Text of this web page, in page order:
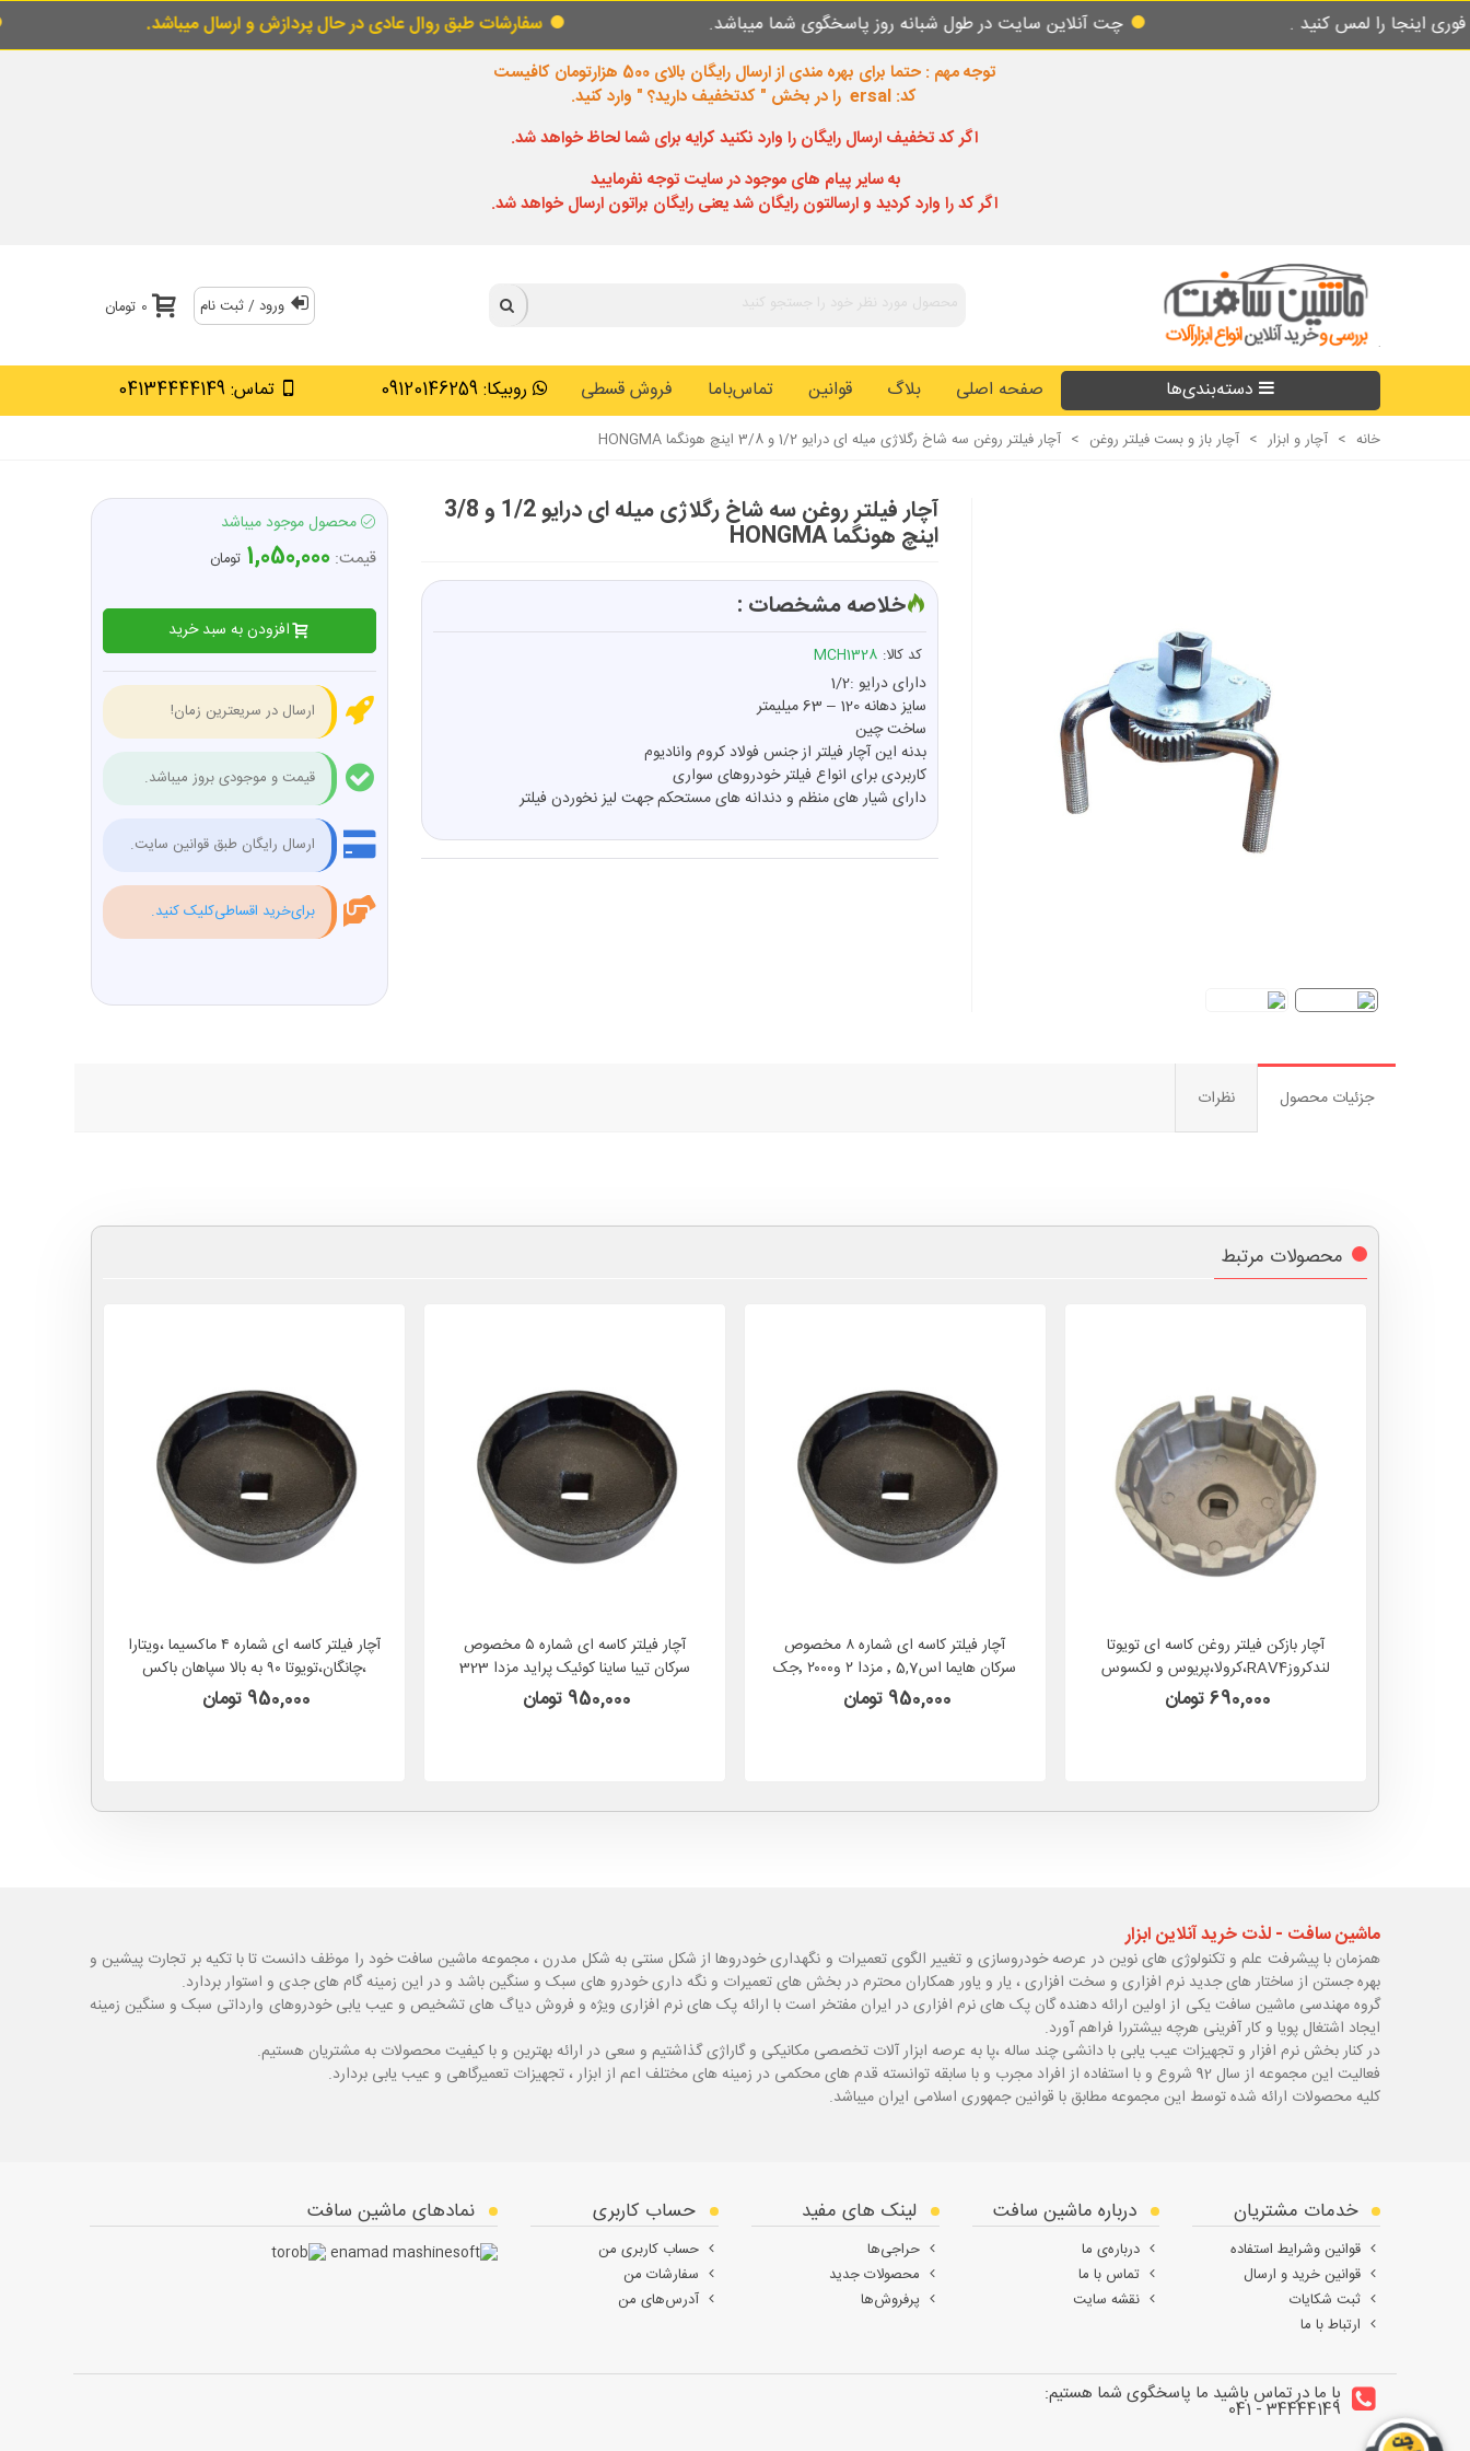
کنید . چت آنلاین سایت در طول شبانه روز پاسخگوی شما میباشد. سفارشات طبق روال عادی در حال پردازش و ارسال میباشد.
برای خرید
توجه مهم : حتما برای بهره مندی از ارسال رایگان بالای 500 هزارتومان کافیست
کد: ersal را در بخش " کدتخفیف دارید؟ " وارد کنید.
اگر کد تخفیف ارسال رایگان را وارد نکنید کرایه برای شما لحاظ خواهد شد.
به سایر پیام های موجود در سایت توجه نفرمایید
اگر کد را وارد کردید و ارسالتون رایگان شد یعنی رایگان براتون ارسال خواهد شد.
ورود / ثبت نام 0 تومان
دسته‌بندی‌ها روبیکا: 09120146259 تماس: 04134444149 صفحه اصلی بلاگ قوانین تماس‌باما فروش قسطی
خانه > آچار و ابزار > آچار باز و بست فیلتر روغن > آچار فیلتر روغن سه شاخ رگلاژی میله ای درایو 1/2 و 3/8 اینچ هونگما HONGMA
آچار فیلتر روغن سه شاخ رگلاژی میله ای درایو 1/2 و 3/8
اینچ هونگما HONGMA
خلاصه مشخصات :
کد کالا: MCH1328
دارای درایو :1/2
سایز دهانه 120 – 63 میلیمتر
ساخت چین
بدنه این آچار فیلتر از جنس فولاد کروم وانادیوم
کاربردی برای انواع فیلتر خودروهای سواری
دارای شیار های منظم و دندانه های مستحکم جهت لیز نخوردن فیلتر
محصول موجود میباشد
قیمت: 1,050,000 تومان
افزودن به سبد خرید
ارسال در سریعترین زمان!
قیمت و موجودی بروز میباشد.
ارسال رایگان طبق قوانین سایت.
برای‌خرید اقساطی‌کلیک کنید.
جزئیات محصول نظرات
محصولات مرتبط
آچار بازکن فیلتر روغن کاسه ای تویوتا
لندکروزRAV4،کرولا،پریوس و لکسوس
690,000 تومان
آچار فیلتر کاسه ای شماره ۸ مخصوص
سرکان هایما اس5,7 ٬ مزدا ۲ و۲۰۰۰ ٬جک
جی ۵ ٬‌کاپرا وانت کارا سپاهان باکس
SEPAHAN BOX مدل 8
950,000 تومان
آچار فیلتر کاسه ای شماره ۵ مخصوص
سرکان تیبا ساینا کوئیک پراید مزدا 323
سپاهان باکس SEPAHAN BOX مدل 5950,000 تومان
آچار فیلتر کاسه ای شماره ۴ ماکسیما ،ویتارا
،چانگان،تویوتا ۹۰ به بالا سپاهان باکس
SEPAHAN BOX مدل 4
950,000 تومان
ماشین سافت - لذت خرید آنلاین ابزار
همزمان با پیشرفت علم و تکنولوژی های نوین در عرصه خودروسازی و تغییر الگوی تعمیرات و نگهداری خودروها از شکل سنتی به شکل مدرن ، مجموعه ماشین سافت خود را موظف دانست تا با تکیه بر تجارت پیشین و
بهره جستن از ساختار های جدید نرم افزاری و سخت افزاری ، یار و یاور همکاران محترم در بخش های تعمیرات و نگه داری خودرو های سبک و سنگین باشد و در این زمینه گام های جدی و استوار بردارد.
گروه مهندسی ماشین سافت یکی از اولین ارائه دهنده گان پک های نرم افزاری در ایران مفتخر است با ارائه پک های نرم افزاری ویژه و فروش دیاگ های تشخیص و عیب یابی خودروهای وارداتی سبک و سنگین زمینه
ایجاد اشتغال پویا و کار آفرینی هرچه بیشتررا فراهم آورد.
در کنار بخش نرم افزار و تجهیزات عیب یابی با دانشی چند ساله ،پابه عرصه ابزار آلات تخصصی مکانیکی و گاراژی گذاشتیم و سعی در ارائه بهترین و با کیفیت محصولات به مشتریان هستیم.
فعالیت این مجموعه از سال 92 شروع و با استفاده از افراد مجرب و با سابقه توانسته قدم های محکمی در زمینه های مختلف اعم از ابزار ، تجهیزات تعمیرگاهی و عیب یابی بردارد.
کلیه محصولات ارائه شده توسط این مجموعه مطابق با قوانین جمهوری اسلامی ایران میباشد.
خدمات مشتریان
قوانین وشرایط استفاده
قوانین خرید و ارسال
ثبت شکایات
ارتباط با ما
درباره ماشین سافت
درباره‌ی ما
تماس با ما
نقشه سایت
لینک های مفید
حراجی‌ها
محصولات جدید
پرفروش‌ها
حساب کاربری
حساب کاربری من
سفارشات من
آدرس‌های من
نمادهای ماشین سافت
با ما در تماس باشید ما پاسخگوی شما هستیم:
34444149 - 041